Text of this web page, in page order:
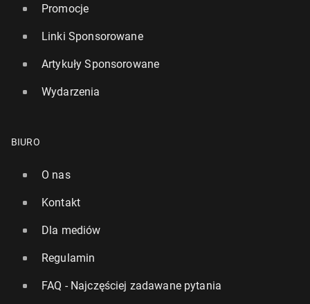
Promocje
Linki Sponsorowane
Artykuły Sponsorowane
Wydarzenia
BIURO
O nas
Kontakt
Dla mediów
Regulamin
FAQ - Najczęściej zadawane pytania